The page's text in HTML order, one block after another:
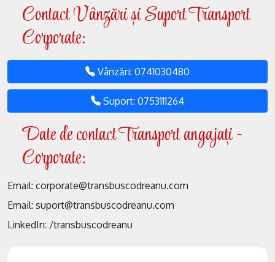
Contact Vânzări și Suport Transport
Corporate:
Vânzări: 0741030480
Suport: 0753111264
Date de contact Transport angajați -
Corporate:
Email: corporate@transbuscodreanu.com
Email: suport@transbuscodreanu.com
LinkedIn: /transbuscodreanu